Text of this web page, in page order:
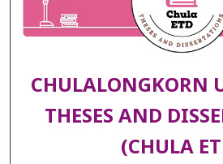
CHULALONGKORN
THESES AND
(CHULA